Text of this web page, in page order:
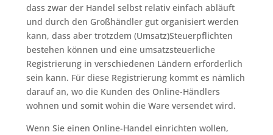
dass zwar der Handel selbst relativ einfach abläuft
und durch den Großhändler gut organisiert werden
kann, dass aber trotzdem (Umsatz)Steuerpflichten
bestehen können und eine umsatzsteuerliche
Registrierung in verschiedenen Ländern erforderlich
sein kann. Für diese Registrierung kommt es nämlich
darauf an, wo die Kunden des Online-Händlers
wohnen und somit wohin die Ware versendet wird.
Wenn Sie einen Online-Handel einrichten wollen,